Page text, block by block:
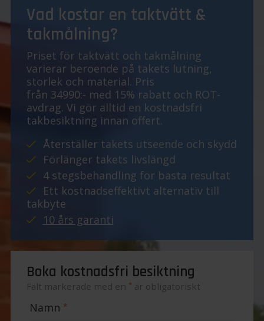
Vad kostar en taktvätt &
takmålning?
Priset för taktvätt och takmålning
varierar beroende på takets lutning,
storlek och material. Pris
från 34990:- med 15% rabatt och ROT-
avdrag. Vi gör alltid en kostnadsfri
takbesiktning innan offert.
Återställer takets utseende och skydd
Förlänger takets livslängd
4 stegsbehandling för bästa resultat
Ett kostnadseffektivt alternativ till
takbyte
10 års garanti
Boka kostnadsfri besiktning
Fält markerade med en * är obligatoriskt
Namn *